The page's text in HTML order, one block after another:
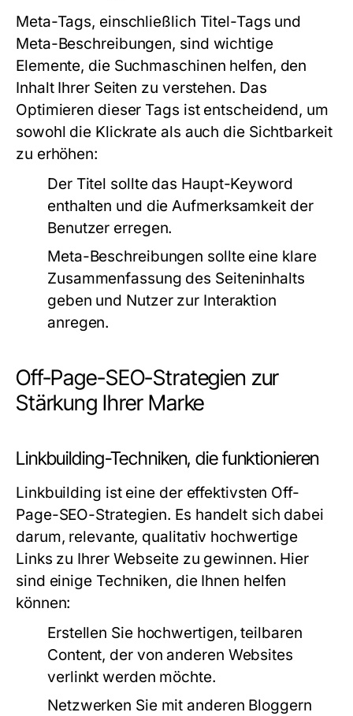
Meta-Tags, einschließlich Titel-Tags und
Meta-Beschreibungen, sind wichtige
Elemente, die Suchmaschinen helfen, den
Inhalt Ihrer Seiten zu verstehen. Das
Optimieren dieser Tags ist entscheidend, um
sowohl die Klickrate als auch die Sichtbarkeit
zu erhöhen:
Der Titel sollte das Haupt-Keyword
enthalten und die Aufmerksamkeit der
Benutzer erregen.
Meta-Beschreibungen sollte eine klare
Zusammenfassung des Seiteninhalts
geben und Nutzer zur Interaktion
anregen.
Off-Page-SEO-Strategien zur
Stärkung Ihrer Marke
Linkbuilding-Techniken, die funktionieren
Linkbuilding ist eine der effektivsten Off-
Page-SEO-Strategien. Es handelt sich dabei
darum, relevante, qualitativ hochwertige
Links zu Ihrer Webseite zu gewinnen. Hier
sind einige Techniken, die Ihnen helfen
können:
Erstellen Sie hochwertigen, teilbaren
Content, der von anderen Websites
verlinkt werden möchte.
Netzwerken Sie mit anderen Bloggern